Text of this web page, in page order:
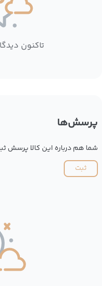
تاکنون
پرسش‌ها
شما هم درباره این کالا پرسش
ثبت